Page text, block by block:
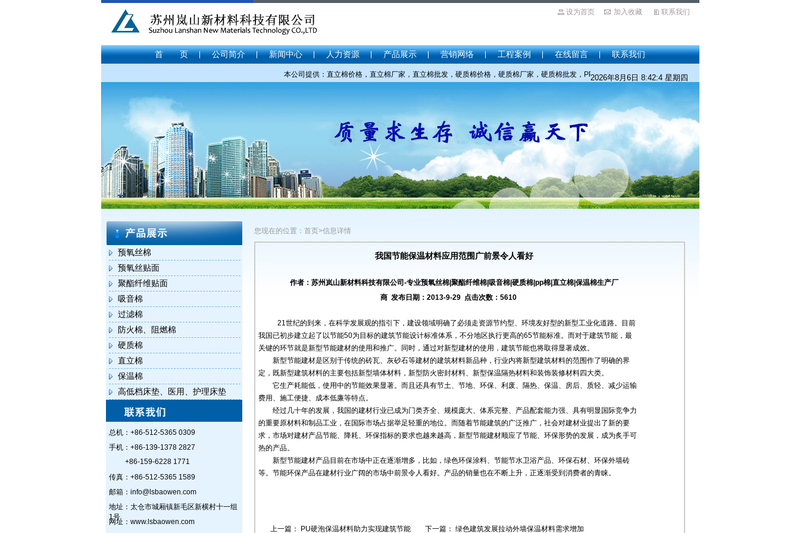
设为首页 加入收藏 联系我们
首 页 公司简介 新闻中心 人力资源 产品展示 营销网络 工程案例 在线留言 联系我们
本公司提供：直立棉价格，直立棉厂家，直立棉批发，硬质棉价格，硬质棉厂家，硬质棉批发，PP棉价格，PP棉厂家，PP棉价格，针刺棉价格，针刺棉厂家，针
2026年8月6日 8:42:5 星期四
预氧丝棉
预氧丝贴面
聚酯纤维贴面
吸音棉
过滤棉
防火棉、阻燃棉
硬质棉
直立棉
保温棉
高低档床垫、医用、护理床垫
总机：+86-512-5365 0309
手机：+86-139-1378 2827
+86-159-6228 1771
传真：+86-512-5365 1589
邮箱：info@lsbaowen.com
地址：太仓市城厢镇新毛区新横村十一组
1号
网址：www.lsbaowen.com
您现在的位置：首页>信息详情
我国节能保温材料应用范围广前景令人看好
作者：苏州岚山新材料科技有限公司-专业预氧丝棉|聚酯纤维棉|吸音棉|硬质棉|pp棉|直立棉|保温棉生产厂
商 发布日期：2013-9-29 点击次数：5610
21世纪的到来，在科学发展观的指引下，建设领域明确了必须走资源节约型、环境友好型的新型工业化道路。目前
我国已初步建立起了以节能50为目标的建筑节能设计标准体系，不分地区执行更高的65节能标准。而对于建筑节能，最
关键的环节就是新型节能建材的使用和推广。同时，通过对新型建材的使用，建筑节能也将取得显著成效。
新型节能建材是区别于传统的砖瓦、灰砂石等建材的建筑材料新品种，行业内将新型建筑材料的范围作了明确的界
定，既新型建筑材料的主要包括新型墙体材料，新型防火密封材料、新型保温隔热材料和装饰装修材料四大类。
它生产耗能低，使用中的节能效果显著。而且还具有节土、节地、环保、利废、隔热、保温、房后、质轻、减少运输
费用、施工便捷、成本低廉等特点。
经过几十年的发展，我国的建材行业已成为门类齐全、规模庞大、体系完整、产品配套能力强、具有明显国际竞争力
的重要原材料和制品工业，在国际市场占据举足轻重的地位。而随着节能建筑的广泛推广，社会对建材业提出了新的要
求，市场对建材产品节能、降耗、环保指标的要求也越来越高，新型节能建材顺应了节能、环保形势的发展，成为炙手可
热的产品。
新型节能建材产品目前在市场中正在逐渐增多，比如，绿色环保涂料、节能节水卫浴产品、环保石材、环保外墙砖
等。节能环保产品在建材行业广阔的市场中前景令人看好。产品的销量也在不断上升，正逐渐受到消费者的青睐。
上一篇： PU硬泡保温材料助力实现建筑节能 下一篇： 绿色建筑发展拉动外墙保温材料需求增加